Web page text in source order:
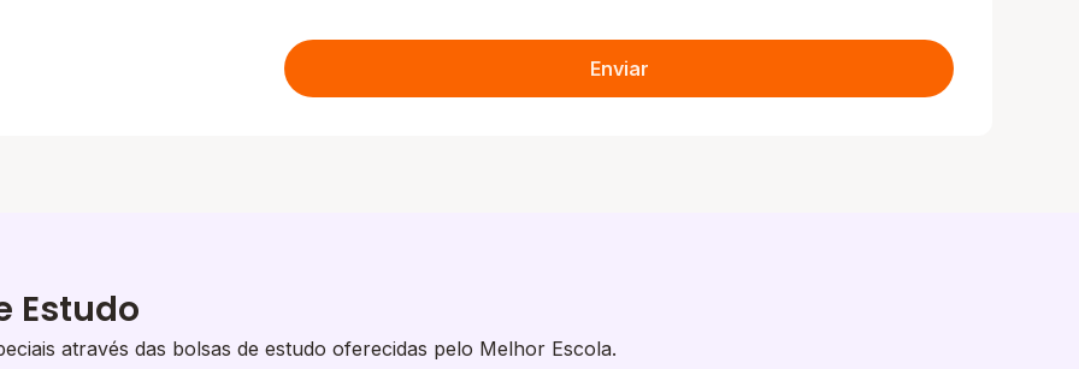
Enviar
Estudo
através das bolsas de estudo oferecidas pelo Melhor Escola.